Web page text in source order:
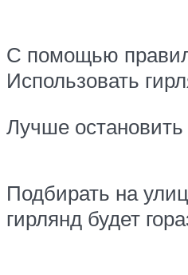
С помощью
Использовать
Лучше
Подбирать на
гирлянд будет